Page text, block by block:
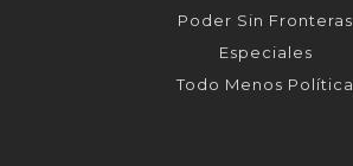
Poder Sin Fronteras
Especiales
Todo Menos Política